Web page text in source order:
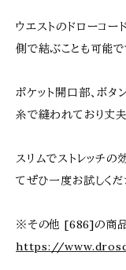
ウエストのドローコー
側で結ぶことも可能で
ポケット開口部、ボ
糸で縫われており丈
スリムでストレッチの
てぜひ一度お試しくだ
※その他 [686]の商品
https://